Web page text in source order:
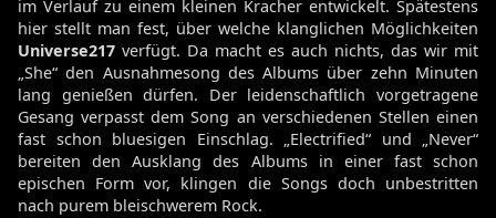
im Verlauf zu einem kleinen Kracher entwickelt. Spätestens
hier stellt man fest, über welche klanglichen Möglichkeiten
Universe217 verfügt. Da macht es auch nichts, das wir mit
„She“ den Ausnahmesong des Albums über zehn Minuten
lang genießen dürfen. Der leidenschaftlich vorgetragene
Gesang verpasst dem Song an verschiedenen Stellen einen
fast schon bluesigen Einschlag. „Electrified“ und „Never“
bereiten den Ausklang des Albums in einer fast schon
epischen Form vor, klingen die Songs doch unbestritten
nach purem bleischwerem Rock.